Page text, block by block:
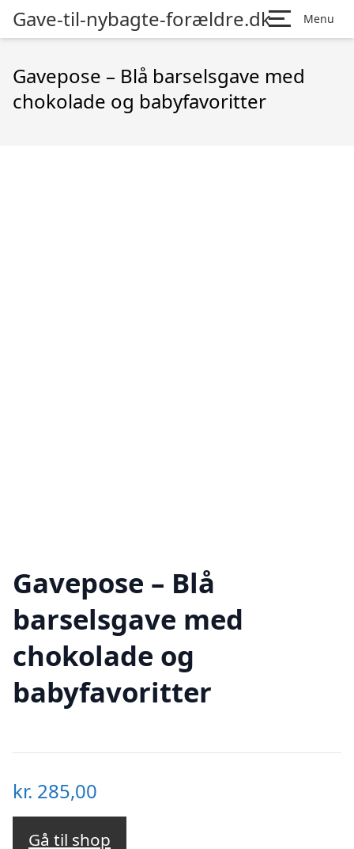
Gave-til-nybagte-forældre.dk Menu
Gavepose – Blå barselsgave med
chokolade og babyfavoritter
Gavepose – Blå
barselsgave med
chokolade og
babyfavoritter
kr. 285,00
Gå til shop